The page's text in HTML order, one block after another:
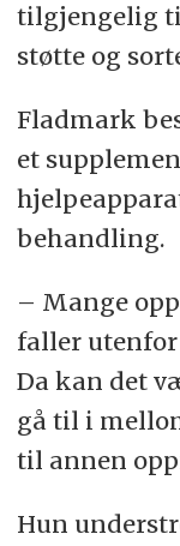
tilgjengelig
støtte og
Fladmark
et
behandling.
– Mange
faller
Da kan det
gå til i
til annen
Hun